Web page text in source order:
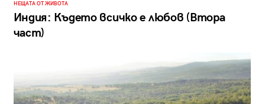
НЕЩАТА ОТ ЖИВОТА
Индия: Където всичко е любов (Втора
част)